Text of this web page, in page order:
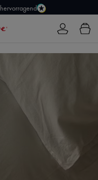
hervorragend